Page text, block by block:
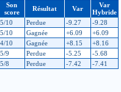
Son
score
Résultat Var
Var
Hybride
5/10 Perdue -9.27
-9.28
5/10 Gagnée +6.09
+6.09
4/10 Gagnée +8.15
+8.16
5/9 Perdue -5.25
-5.68
5/8 Perdue -7.42 -7.41